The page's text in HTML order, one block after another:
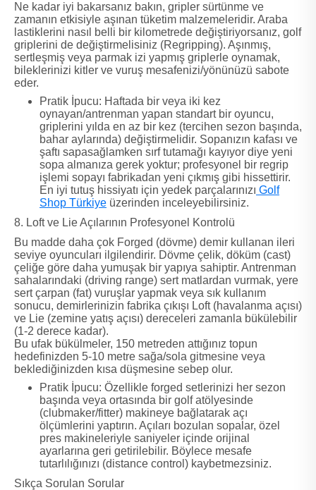
Ne kadar iyi bakarsanız bakın, gripler sürtünme ve
zamanın etkisiyle aşınan tüketim malzemeleridir. Araba
lastiklerini nasıl belli bir kilometrede değiştiriyorsanız, golf
griplerini de değiştirmelisiniz (Regripping). Aşınmış,
sertleşmiş veya parmak izi yapmış griplerle oynamak,
bileklerinizi kitler ve vuruş mesafenizi/yönünüzü sabote
eder.
Pratik İpucu: Haftada bir veya iki kez
oynayan/antrenman yapan standart bir oyuncu,
griplerini yılda en az bir kez (tercihen sezon başında,
bahar aylarında) değiştirmelidir. Sopanızın kafası ve
şaftı sapasağlamken sırf tutamağı kayıyor diye yeni
sopa almanıza gerek yoktur; profesyonel bir regrip
işlemi sopayı fabrikadan yeni çıkmış gibi hissettirir.
En iyi tutuş hissiyatı için yedek parçalarınızı Golf
Shop Türkiye üzerinden inceleyebilirsiniz.
8. Loft ve Lie Açılarının Profesyonel Kontrolü
Bu madde daha çok Forged (dövme) demir kullanan ileri
seviye oyuncuları ilgilendirir. Dövme çelik, döküm (cast)
çeliğe göre daha yumuşak bir yapıya sahiptir. Antrenman
sahalarındaki (driving range) sert matlardan vurmak, yere
sert çarpan (fat) vuruşlar yapmak veya sık kullanım
sonucu, demirlerinizin fabrika çıkışı Loft (havalanma açısı)
ve Lie (zemine yatış açısı) dereceleri zamanla bükülebilir
(1-2 derece kadar).
Bu ufak bükülmeler, 150 metreden attığınız topun
hedefinizden 5-10 metre sağa/sola gitmesine veya
beklediğinizden kısa düşmesine sebep olur.
Pratik İpucu: Özellikle forged setlerinizi her sezon
başında veya ortasında bir golf atölyesinde
(clubmaker/fitter) makineye bağlatarak açı
ölçümlerini yaptırın. Açıları bozulan sopalar, özel
pres makineleriyle saniyeler içinde orijinal
ayarlarına geri getirilebilir. Böylece mesafe
tutarlılığınızı (distance control) kaybetmezsiniz.
Sıkça Sorulan Sorular